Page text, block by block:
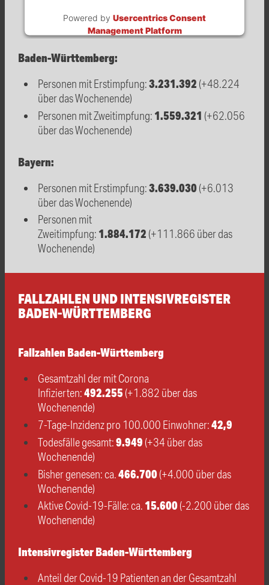
Powered by Usercentrics Consent
Management Platform
Baden-Württemberg:
Personen mit Erstimpfung:3.231.392 (+48.224
über das Wochenende)
Personen mit Zweitimpfung:1.559.321 (+62.056
über das Wochenende)
Bayern:
Personen mit Erstimpfung:3.639.030 (+6.013
über das Wochenende)
Personen mit
Zweitimpfung:1.884.172 (+111.866 über das
Wochenende)
FALLZAHLEN UND INTENSIVREGISTER
BADEN-WÜRTTEMBERG
Fallzahlen Baden-Württemberg
Gesamtzahl der mit Corona
Infizierten:492.255 (+1.882 über das
Wochenende)
7-Tage-Inzidenz pro 100.000 Einwohner:42,9
Todesfälle gesamt:9.949 (+34 über das
Wochenende)
Bisher genesen: ca.466.700(+4.000 über das
Wochenende)
Aktive Covid-19-Fälle: ca.15.600(-2.200 über das
Wochenende)
Intensivregister Baden-Württemberg
Anteil der Covid-19 Patienten an der Gesamtzahl